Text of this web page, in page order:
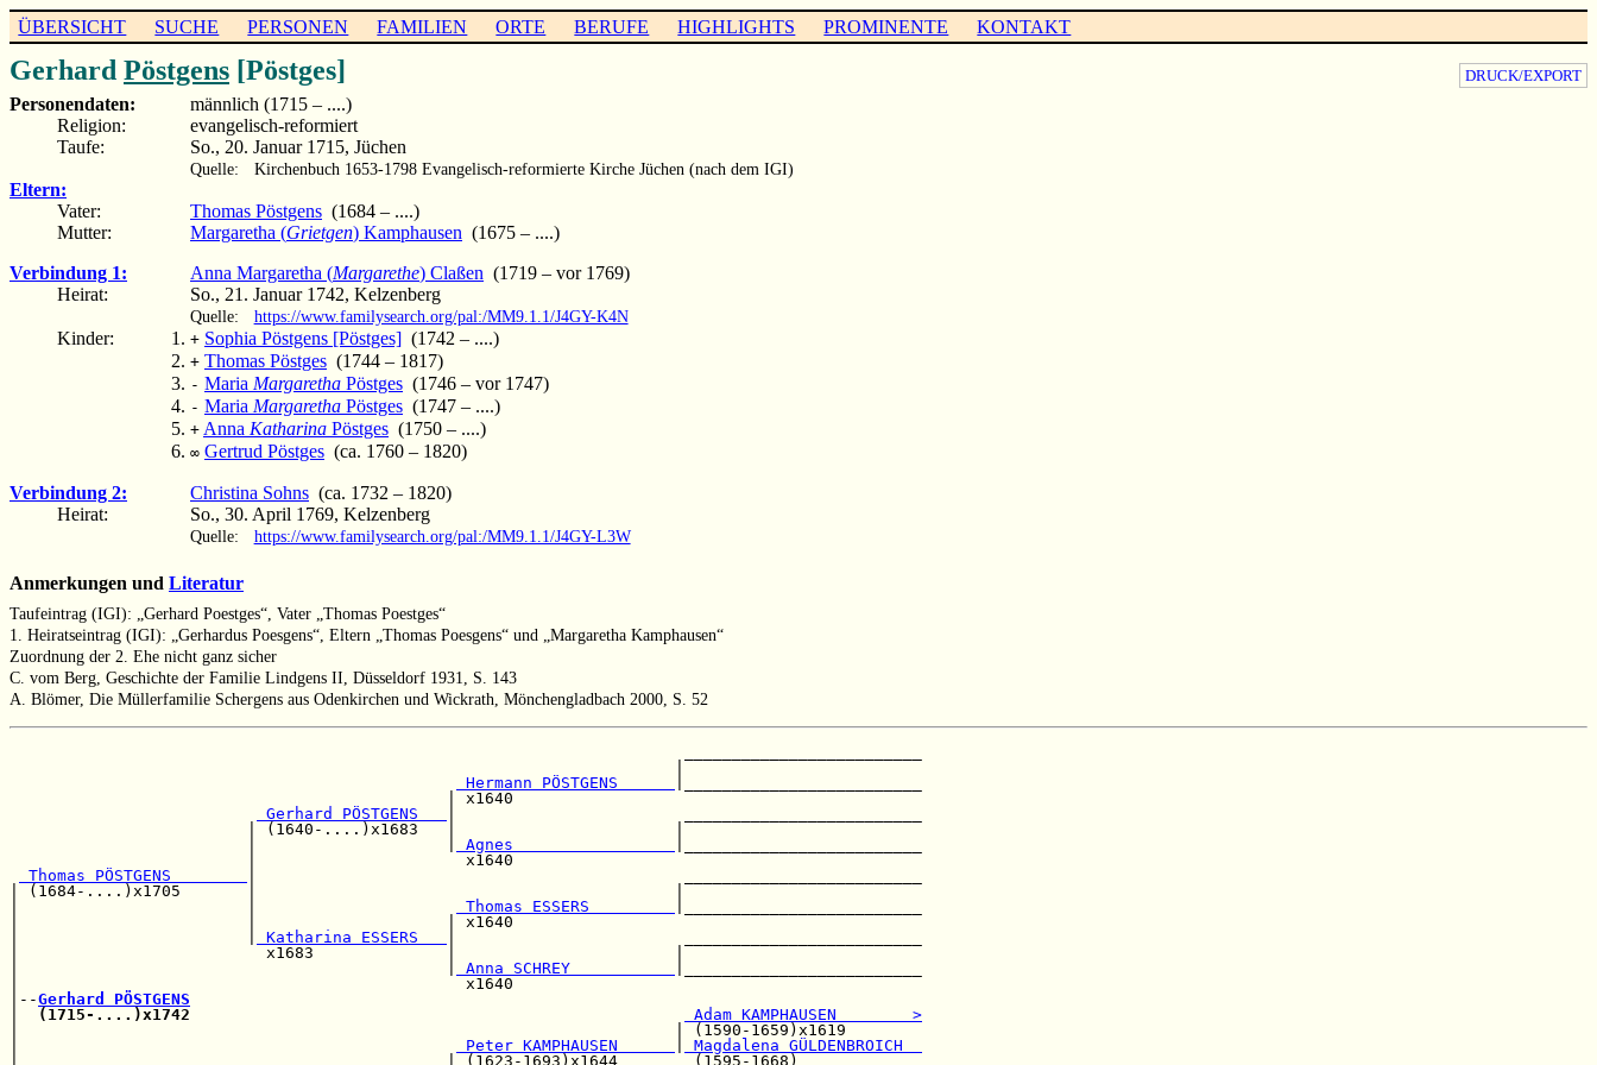
ÜBERSICHT SUCHE PERSONEN FAMILIEN ORTE BERUFE HIGHLIGHTS PROMINENTE KONTAKT
DRUCK/EXPORT
Gerhard Pöstgens [Pöstges]
Personendaten:
männlich (1715 – ....)
Religion:
evangelisch-reformiert
Taufe:
So., 20. Januar 1715, Jüchen
Quelle: Kirchenbuch 1653-1798 Evangelisch-reformierte Kirche Jüchen (nach dem IGI)
Eltern:
Vater:
Thomas Pöstgens (1684 – ....)
Mutter:
Margaretha (Grietgen) Kamphausen (1675 – ....)
Verbindung 1:
Anna Margaretha (Margarethe) Claßen (1719 – vor 1769)
Heirat:
So., 21. Januar 1742, Kelzenberg
Quelle: https://www.familysearch.org/pal:/MM9.1.1/J4GY-K4N
Kinder: + Sophia Pöstgens [Pöstges] (1742 – ....)
+ Thomas Pöstges (1744 – 1817)
- Maria Margaretha Pöstges (1746 – vor 1747)
- Maria Margaretha Pöstges (1747 – ....)
+ Anna Katharina Pöstges (1750 – ....)
∞ Gertrud Pöstges (ca. 1760 – 1820)
Verbindung 2: Christina Sohns (ca. 1732 – 1820)
Heirat:
So., 30. April 1769, Kelzenberg
Quelle: https://www.familysearch.org/pal:/MM9.1.1/J4GY-L3W
Anmerkungen und Literatur
Taufeintrag (IGI): „Gerhard Poestges“, Vater „Thomas Poestges“
1. Heiratseintrag (IGI): „Gerhardus Poesgens“, Eltern „Thomas Poesgens“ und „Margaretha Kamphausen“
Zuordnung der 2. Ehe nicht ganz sicher
C. vom Berg, Geschichte der Familie Lindgens II, Düsseldorf 1931, S. 143
A. Blömer, Die Müllerfamilie Schergens aus Odenkirchen und Wickrath, Mönchengladbach 2000, S. 52
                                                                      |
Hermann PÖSTGENS
                                              | x1640
Gerhard PÖSTGENS
                         | (1640-....)x1683   |                       |
Agnes
                         |                      x1640
Thomas PÖSTGENS
| (1684-....)x1705       |                                            |
Thomas ESSERS
|                        |                    | x1640
Katharina ESSERS
|                          x1683              |                       |
Anna SCHREY
|                                               x1640
|--Gerhard PÖSTGENS
(1715-....)x1742
Adam KAMPHAUSEN        >
|                                                                     | (1590-1659)x1619
Peter KAMPHAUSEN
Magdalena GÜLDENBROICH
|                                             | (1623-1693)x1644        (1595-1668)